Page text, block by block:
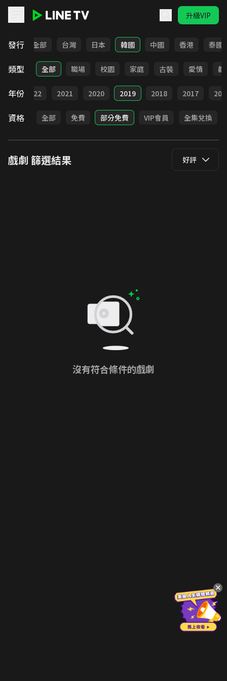
升級VIP
發行 全部 台灣 日本 韓國 中國 香港 泰國
類型 全部 職場 校園 家庭 古裝 愛情 都
年份 2022 2021 2020 2019 2018 2017
資格 全部 免費 部分免費 VIP會員 全集兌換
戲劇 篩選結果 好評
沒有符合條件的戲劇